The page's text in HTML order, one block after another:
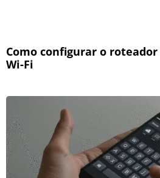
Como configurar o roteador
Wi-Fi